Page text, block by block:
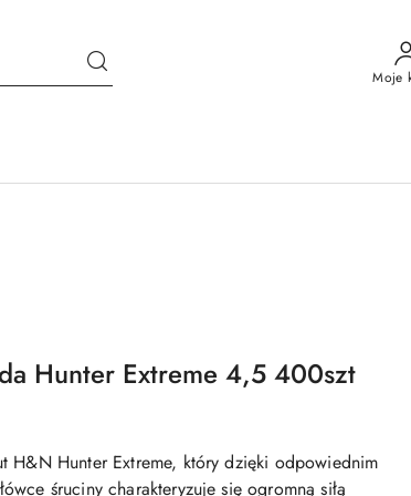
Moje
Hunter Extreme 4,5 400szt
H&N Hunter Extreme, który dzięki odpowiednim
śruciny charakteryzuje się ogromną siłą